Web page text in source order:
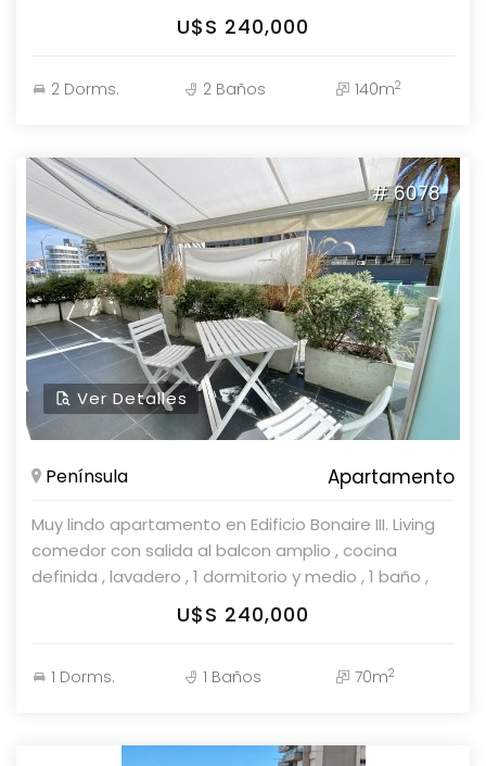
Parolin & Asociados Propiedades Consulte con
nuestros asesores.
U$S 240,000
2 Dorms. 2 Baños 140m2
# 6078
Ver Detalles
Península Apartamento
Muy lindo apartamento en Edificio Bonaire III. Living
comedor con salida al balcon amplio , cocina
definida , lavadero , 1 dormitorio y medio , 1 baño ,
garaje en sub-suelo. Losa radiante sectorizada.
Edificio con servicios ideal para todo el año.
U$S 240,000
1 Dorms. 1 Baños 70m2